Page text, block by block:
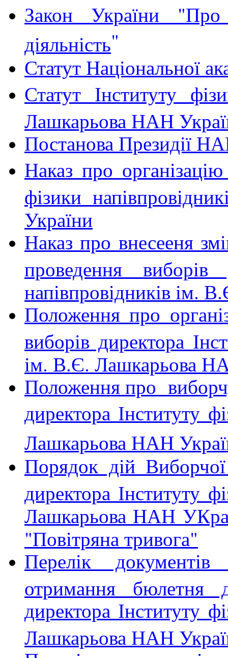
Закон України "Про
діяльність"
Статут Національної
Статут Інституту
Лашкарьова НАН
Постанова Президії
Наказ про
фізики
України
Наказ про внесееня
проведення виборів
напівпровідників ім.
Положення про
виборів директора
ім. В.Є. Лашкарьова
Положення про
директора Інституту
Лашкарьова НАН
Порядок дій
директора Інституту
Лашкарьова НАН
"Повітряна тривога"
Перелік
отримання бюлетня
директора Інституту
Лашкарьова НАН